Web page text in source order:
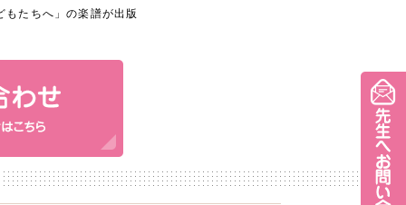
もたちへ」の楽譜が出版